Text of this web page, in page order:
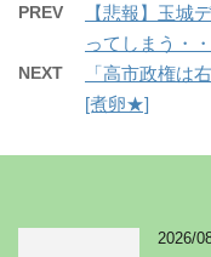
PREV
【悲報】玉城
ってしまう・
NEXT
「高市政権は
[煮卵★]
2026/